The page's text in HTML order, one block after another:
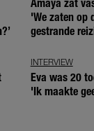
Amaya zat
'We zaten op
gestrande
INTERVIEW
Eva was 20
'Ik maakte